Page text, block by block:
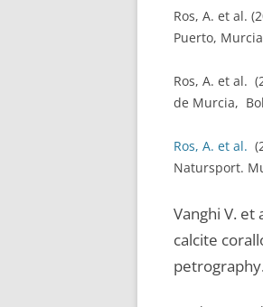
Ros, A. et al.
Puerto,
Ros, A. et al.
de Murcia,
Ros, A. et al.
Natursport.
Vanghi V.
calcite